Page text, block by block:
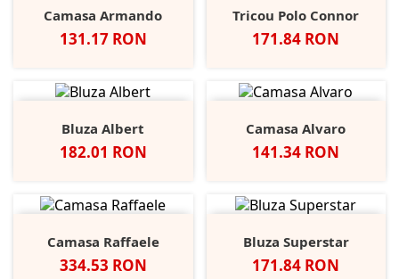
Camasa Armando
Pret
131.17 RON
Tricou Polo Connor
Pret
171.84 RON
Bluza Albert
Pret
182.01 RON
Camasa Alvaro
Pret
141.34 RON
Camasa Raffaele
Pret
334.53 RON
Bluza Superstar
Pret
171.84 RON